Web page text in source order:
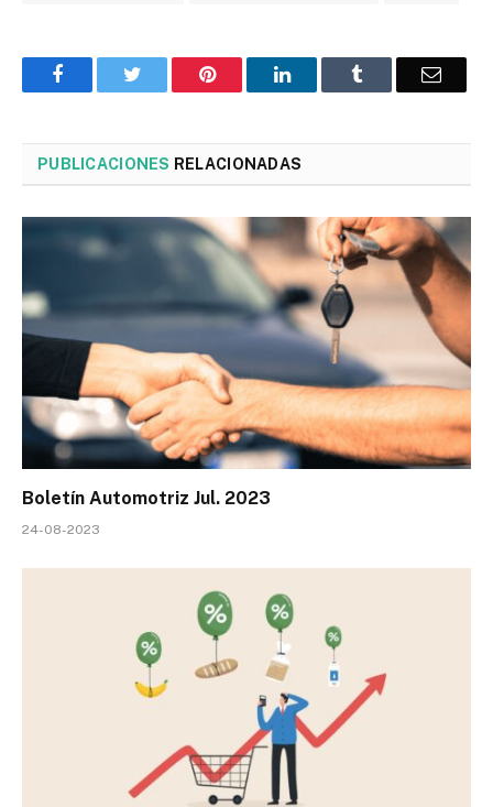
FacebookTwitter Pinterest LinkedInTumblr
PUBLICACIONES RELACIONADAS
Boletín Automotriz Jul. 2023
24-08-2023